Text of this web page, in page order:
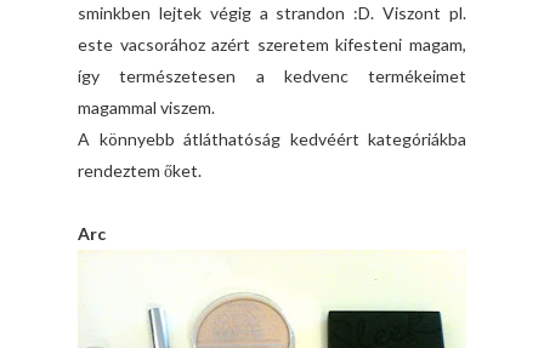
sminkben lejtek végig a strandon :D. Viszont pl.
este vacsorához azért szeretem kifesteni magam,
így természetesen a kedvenc termékeimet
magammal viszem.
A könnyebb átláthatóság kedvéért kategóriákba
rendeztem őket.
Arc